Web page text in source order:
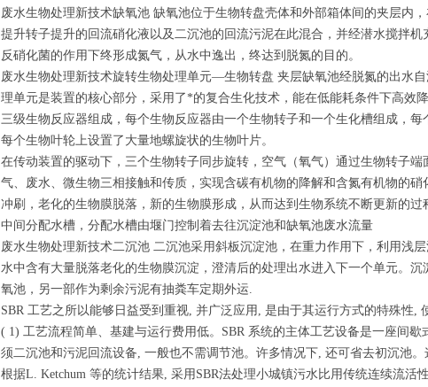
废水生物处理新技术缺氧池 缺氧池位于生物转盘壳体和外部箱体间的夹层内
提升转子提升的回流硝化液以及二沉池的回流污泥在此混合，并经潜水搅拌
反硝化菌的作用下终形成氮气，从水中逸出，终达到脱氮的目的。
废水生物处理新技术旋转生物处理单元—生物转盘 夹层缺氧池经脱氮的出水
理单元是装置的核心部分，采用了*的复合生化技术，能在低能耗条件下高效
三级生物反应器组成，每个生物反应器由一个生物转子和一个生化槽组成，每
每个生物叶轮上设置了大量地螺旋状的生物叶片。
在传动装置的驱动下，三个生物转子同步旋转，空气（氧气）通过生物转子
气、废水、微生物三相接触和传质，实现含碳有机物的降解和含氮有机物的
冲刷，老化的生物膜脱落，新的生物膜形成，从而达到生物系统不断更新的
中间分配水槽，分配水槽由堰门控制着去往沉淀池和缺氧池废水流量
废水生物处理新技术二沉池 二沉池采用斜板沉淀池，在重力作用下，利用浅
水中含有大量脱落老化的生物膜沉淀，澄清后的处理出水进入下一个单元。
氧池，另一部作为剩余污泥有抽粪车定期外运.
SBR 工艺之所以能够日益受到重视, 并广泛应用, 是由于其运行方式的特殊性,
( 1) 工艺流程简单、基建与运行费用低。SBR 系统的主体工艺设备是一座间
须二沉池和污泥回流设备, 一般也不需调节池。许多情况下, 还可省去初沉池。
根据L. Ketchum 等的统计结果, 采用SBR法处理小城镇污水比用传统连续流活